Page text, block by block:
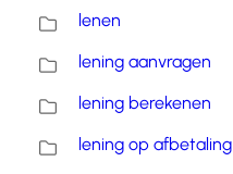
lenen
lening aanvragen
lening berekenen
lening op afbetaling